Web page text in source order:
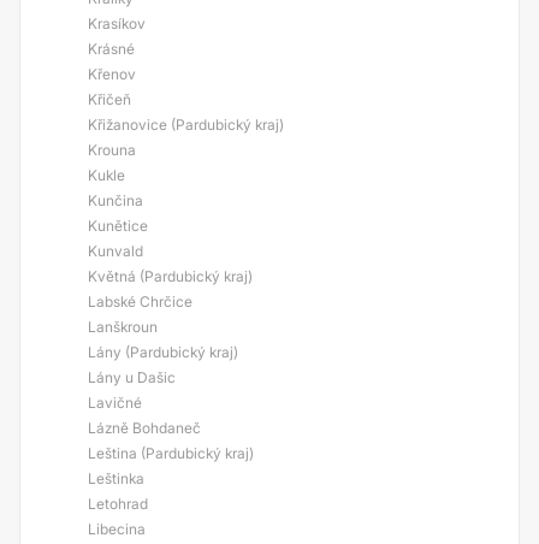
Krasíkov
Krásné
Křenov
Křičeň
Křižanovice (Pardubický kraj)
Krouna
Kukle
Kunčina
Kunětice
Kunvald
Květná (Pardubický kraj)
Labské Chrčice
Lanškroun
Lány (Pardubický kraj)
Lány u Dašic
Lavičné
Lázně Bohdaneč
Leština (Pardubický kraj)
Leštinka
Letohrad
Libecina